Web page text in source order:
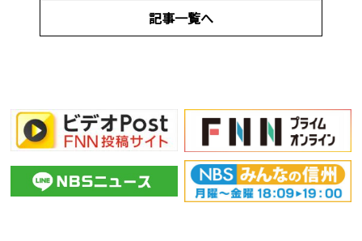
記事一覧へ